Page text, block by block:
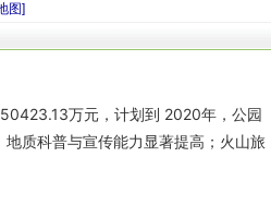
图]
万元，计划到 2020年，公园
质科普与宣传能力显著提高；火山旅